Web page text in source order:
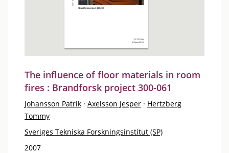
The influence of floor materials in room
fires : Brandforsk project 300-061
Johansson Patrik · Axelsson Jesper · Hertzberg
Tommy
Sveriges Tekniska Forskningsinstitut (SP)
2007